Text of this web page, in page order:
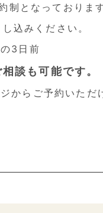
制となっておりま
込みください。
3日前
談も可能です。
からご予約いた